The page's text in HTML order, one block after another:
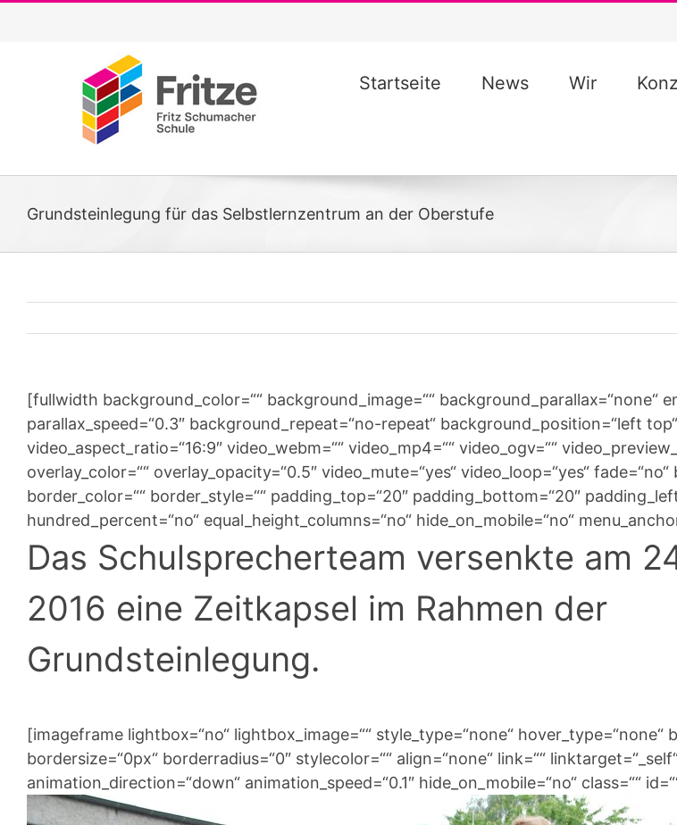
Startseite News Wir
Grundsteinlegung für das Selbstlernzentrum an der Oberstufe
[fullwidth background_color=““ background_image=““ background_parallax=“none“
parallax_speed=“0.3″ background_repeat=“no-repeat“ background_position=“left
video_aspect_ratio=“16:9″ video_webm=““ video_mp4=““ video_ogv=““
overlay_color=““ overlay_opacity=“0.5″ video_mute=“yes“ video_loop=“yes“ fade=“no“
border_color=““ border_style=““ padding_top=“20″ padding_bottom=“20″
hundred_percent=“no“ equal_height_columns=“no“ hide_on_mobile=“no“
Das Schulsprecherteam versenkte am
2016 eine Zeitkapsel im Rahmen der
Grundsteinlegung.
[imageframe lightbox=“no“ lightbox_image=““ style_type=“none“ hover_type=“none“
bordersize=“0px“ borderradius=“0″ stylecolor=““ align=“none“ link=““
animation_direction=“down“ animation_speed=“0.1″ hide_on_mobile=“no“ class=““